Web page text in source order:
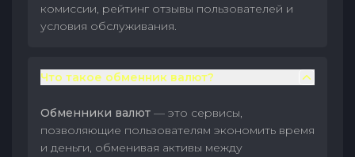
комиссии, рейтинг отзывы пользователей и
условия обслуживания.
Что такое обменник валют?
Обменники валют — это сервисы,
позволяющие пользователям экономить время
и деньги, обменивая активы между